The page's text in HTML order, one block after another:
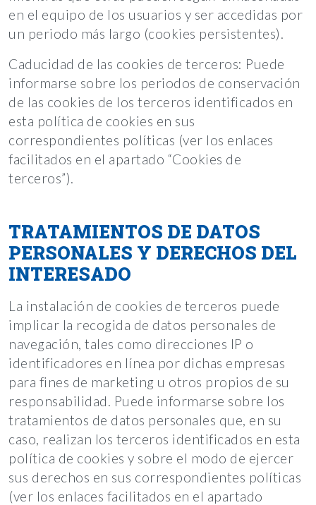
en el equipo de los usuarios y ser accedidas por
un periodo más largo (cookies persistentes).
Caducidad de las cookies de terceros: Puede
informarse sobre los periodos de conservación
de las cookies de los terceros identificados en
esta política de cookies en sus
correspondientes políticas (ver los enlaces
facilitados en el apartado “Cookies de
terceros”).
TRATAMIENTOS DE DATOS
PERSONALES Y DERECHOS DEL
INTERESADO
La instalación de cookies de terceros puede
implicar la recogida de datos personales de
navegación, tales como direcciones IP o
identificadores en línea por dichas empresas
para fines de marketing u otros propios de su
responsabilidad. Puede informarse sobre los
tratamientos de datos personales que, en su
caso, realizan los terceros identificados en esta
política de cookies y sobre el modo de ejercer
sus derechos en sus correspondientes políticas
(ver los enlaces facilitados en el apartado